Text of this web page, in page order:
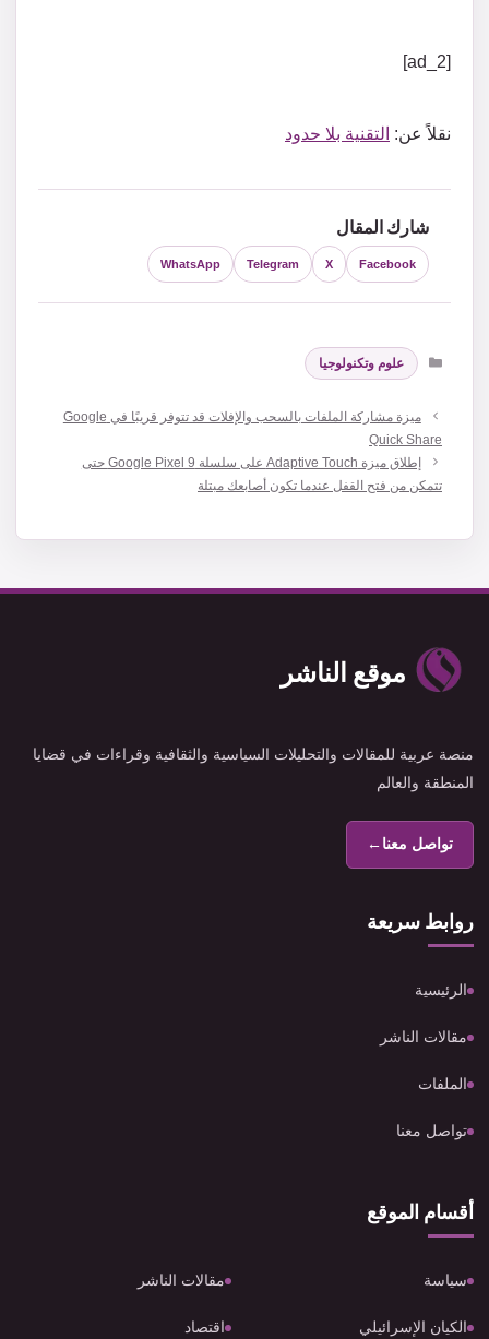
[ad_2]
نقلاً عن: التقنية بلا حدود
شارك المقال
Facebook
X
Telegram
WhatsApp
التصنيفات
علوم وتكنولوجيا
ميزة مشاركة الملفات بالسحب والإفلات قد تتوفر قريبًا في Google
Quick Share
إطلاق ميزة Adaptive Touch على سلسلة Google Pixel 9 حتى
تتمكن من فتح القفل عندما تكون أصابعك مبتلة
موقع الناشر
منصة عربية للمقالات والتحليلات السياسية والثقافية وقراءات في قضايا
المنطقة والعالم
تواصل معنا←
روابط سريعة
الرئيسية
مقالات الناشر
الملفات
تواصل معنا
أقسام الموقع
سياسة مقالات الناشر
الكيان الإسرائيلي اقتصاد